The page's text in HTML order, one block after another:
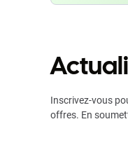
Inscrivez-vous
offres. En